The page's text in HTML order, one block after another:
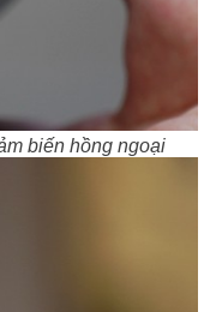
biến hồng ngoại